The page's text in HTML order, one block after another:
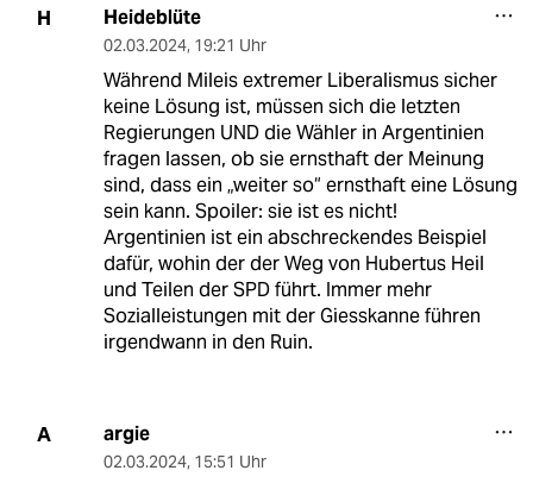
H Heideblüte
02.03.2024, 19:21 Uhr
Während Mileis extremer Liberalismus sicher
keine Lösung ist, müssen sich die letzten
Regierungen UND die Wähler in Argentinien
fragen lassen, ob sie ernsthaft der Meinung
sind, dass ein „weiter so“ ernsthaft eine Lösung
sein kann. Spoiler: sie ist es nicht!
Argentinien ist ein abschreckendes Beispiel
dafür, wohin der der Weg von Hubertus Heil
und Teilen der SPD führt. Immer mehr
Sozialleistungen mit der Giesskanne führen
irgendwann in den Ruin.
A argie
02.03.2024, 15:51 Uhr